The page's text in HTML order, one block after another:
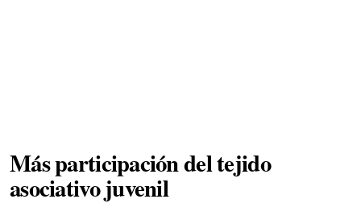
Más participación del tejido
asociativo juvenil